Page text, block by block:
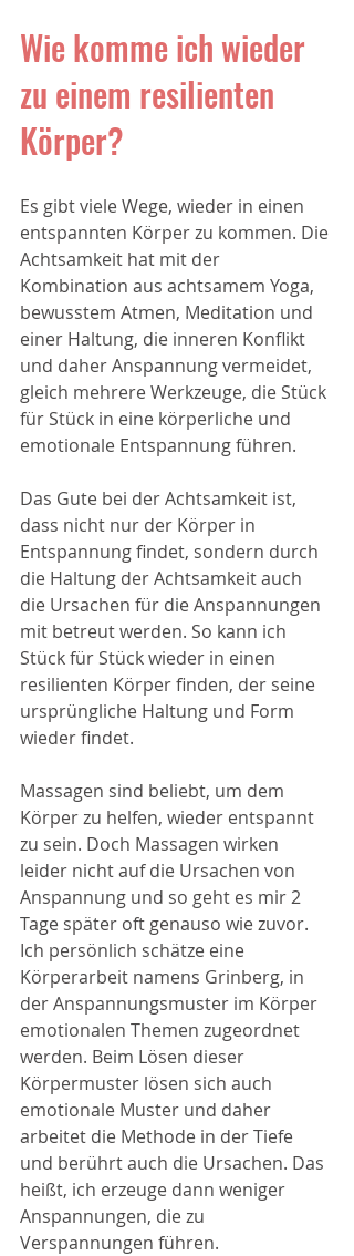
Wie komme ich wieder
zu einem resilienten
Körper?
Es gibt viele Wege, wieder in einen
entspannten Körper zu kommen. Die
Achtsamkeit hat mit der
Kombination aus achtsamem Yoga,
bewusstem Atmen, Meditation und
einer Haltung, die inneren Konflikt
und daher Anspannung vermeidet,
gleich mehrere Werkzeuge, die Stück
für Stück in eine körperliche und
emotionale Entspannung führen.
Das Gute bei der Achtsamkeit ist,
dass nicht nur der Körper in
Entspannung findet, sondern durch
die Haltung der Achtsamkeit auch
die Ursachen für die Anspannungen
mit betreut werden. So kann ich
Stück für Stück wieder in einen
resilienten Körper finden, der seine
ursprüngliche Haltung und Form
wieder findet.
Massagen sind beliebt, um dem
Körper zu helfen, wieder entspannt
zu sein. Doch Massagen wirken
leider nicht auf die Ursachen von
Anspannung und so geht es mir 2
Tage später oft genauso wie zuvor.
Ich persönlich schätze eine
Körperarbeit namens Grinberg, in
der Anspannungsmuster im Körper
emotionalen Themen zugeordnet
werden. Beim Lösen dieser
Körpermuster lösen sich auch
emotionale Muster und daher
arbeitet die Methode in der Tiefe
und berührt auch die Ursachen. Das
heißt, ich erzeuge dann weniger
Anspannungen, die zu
Verspannungen führen.